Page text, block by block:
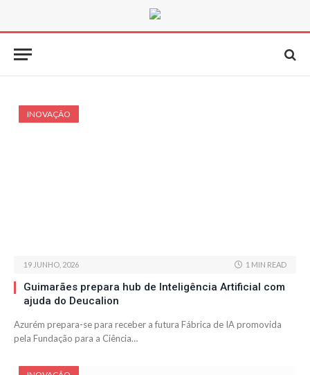
INOVAÇÃO
19 JUNHO, 2026 1 MIN READ
Guimarães prepara hub de Inteligência Artificial com
ajuda do Deucalion
Azurém prepara-se para receber a futura Fábrica de IA promovida
pela Fundação para a Ciência…